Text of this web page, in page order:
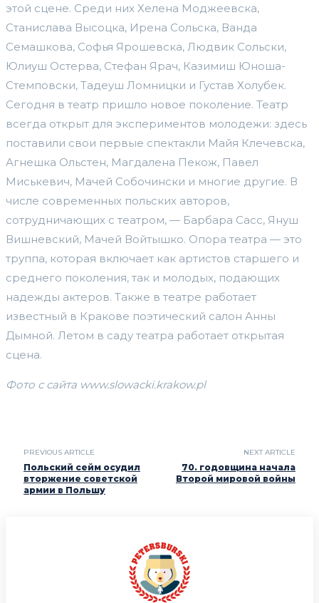
этой сцене. Среди них Хелена Моджеевска,
Станислава Высоцка, Ирена Сольска, Ванда
Семашкова, Софья Ярошевска, Людвик Сольски,
Юлиуш Остерва, Стефан Ярач, Казимиш Юноша-
Стемповски, Тадеуш Ломницки и Густав Холубек.
Сегодня в театр пришло новое поколение. Театр
всегда открыт для экспериментов молодежи: здесь
поставили свои первые спектакли Майя Клечевска,
Агнешка Ольстен, Магдалена Пекож, Павел
Миськевич, Мачей Собочински и многие другие. В
числе современных польских авторов,
сотрудничающих с театром, — Барбара Сасс, Януш
Вишневский, Мачей Войтышко. Опора театра — это
труппа, которая включает как артистов старшего и
среднего поколения, так и молодых, подающих
надежды актеров. Также в театре работает
известный в Кракове поэтический салон Анны
Дымной. Летом в саду театра работает открытая
сцена.
Фото с сайта www.slowacki.krakow.pl
PREVIOUS ARTICLE
Польский сейм осудил
вторжение советской
армии в Польшу
NEXT ARTICLE
70. годовщина начала
Второй мировой войны